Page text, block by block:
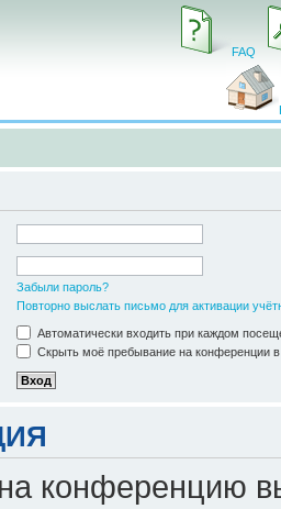
FAQ
Забыли пароль?
Повторно выслать письмо для активации
Автоматически входить при каждом
Скрыть моё пребывание на конференции в
конференцию